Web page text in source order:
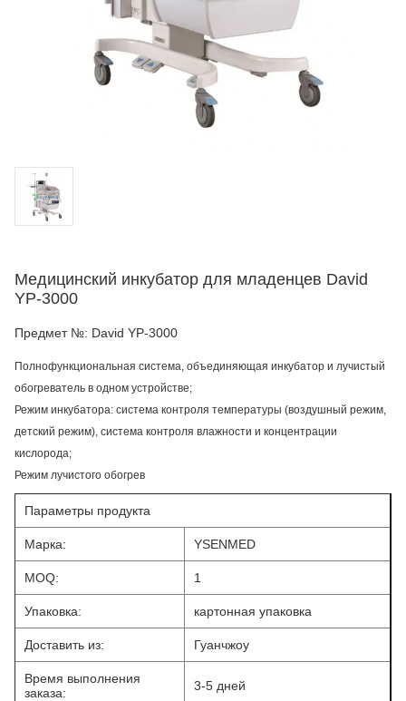
Медицинский инкубатор для младенцев David
YP-3000
Предмет №: David YP-3000
Полнофункциональная система, объединяющая инкубатор и лучистый
обогреватель в одном устройстве;
Режим инкубатора: система контроля температуры (воздушный режим,
детский режим), система контроля влажности и концентрации
кислорода;
Режим лучистого обогрев
Параметры продукта
Марка: YSENMED
MOQ: 1
Упаковка: картонная упаковка
Доставить из: Гуанчжоу
Время выполнения
заказа:
3-5 дней